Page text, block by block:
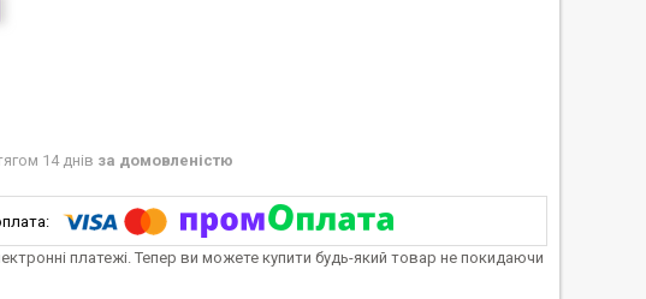
14 днів за домовленістю
платежі. Тепер ви можете купити будь-який товар не покидаючи